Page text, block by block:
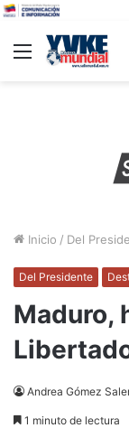
Menu
Inicio / Del
Del Presidente
Maduro,
Andrea Gómez
1 minuto de lectura